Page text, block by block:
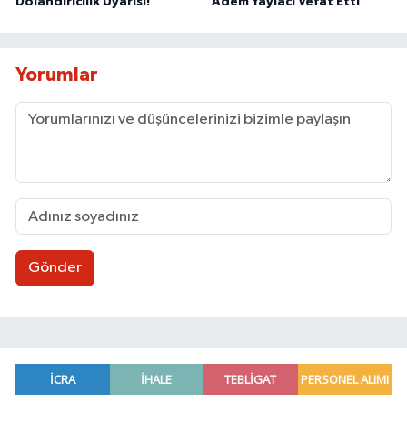
Yorumlar
Gönder